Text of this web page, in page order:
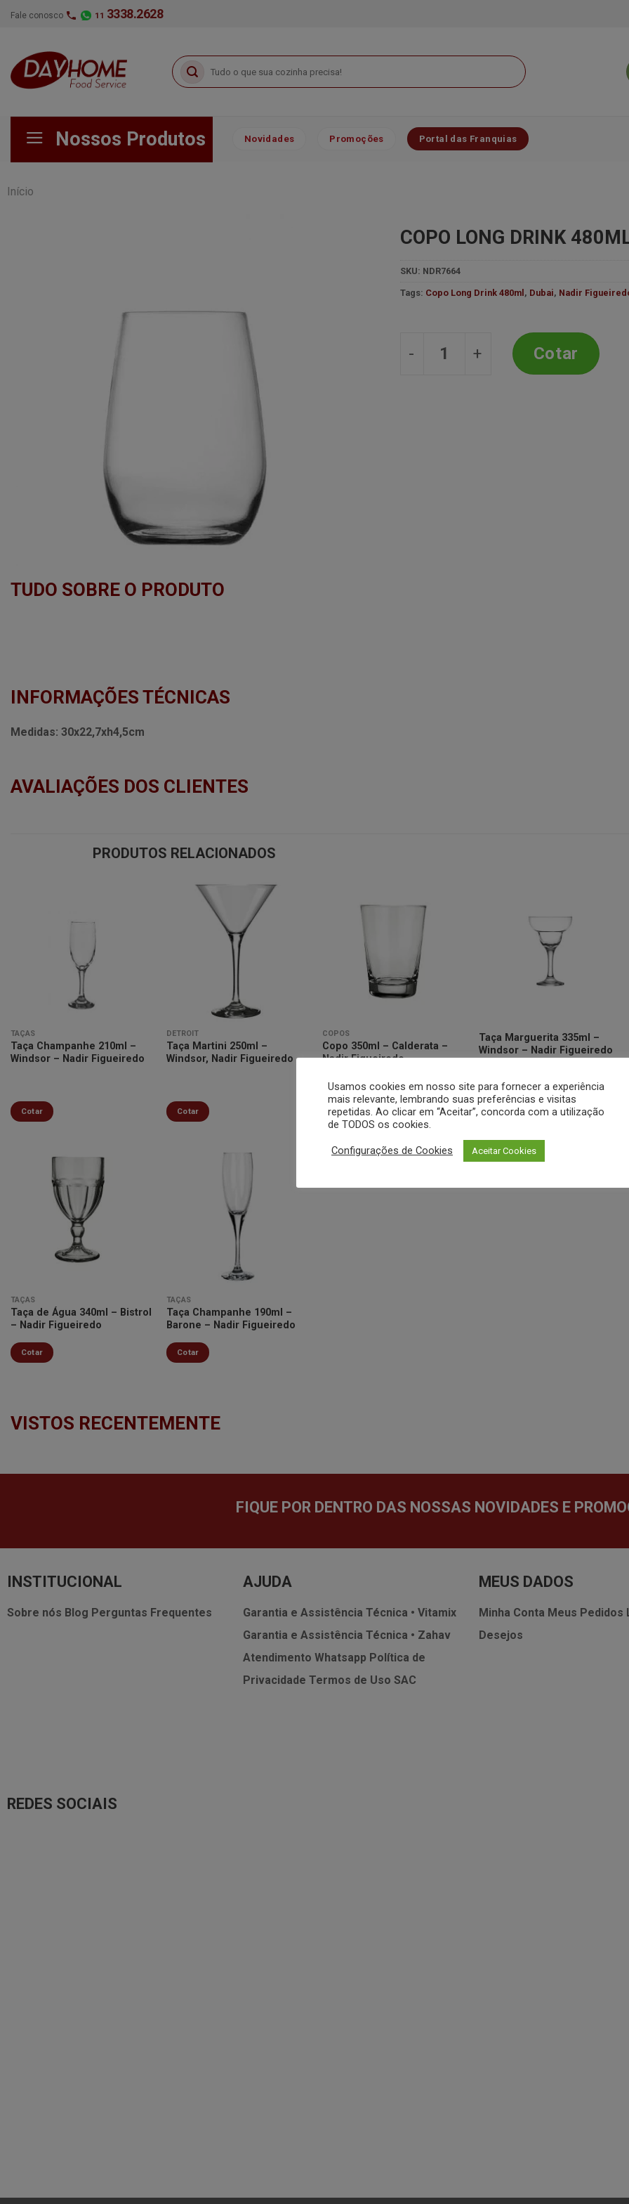
Skip
Fale conosco 11 3338.2628
Pesquisar
por:
Nossos Produtos Novidades Promoções Portal das Franquias
Início
COPO LONG DRINK
SKU: NDR7664
Tags: Copo Long Drink 480ml , Dubai, Nadir
Copo Long Drink 480ml - Dubai -
Cotar
TUDO SOBRE O PRODUTO
INFORMAÇÕES TÉCNICAS
Medidas: 30x22,7xh4,5cm
AVALIAÇÕES DOS CLIENTES
PRODUTOS RELACIONADOS
TAÇAS
Taça Champanhe 210ml –
Windsor – Nadir Figueiredo
Cotar
DETROIT
Taça Martini 250ml –
Windsor, Nadir Figueiredo
Cotar
Minha
lista de
desejos
COPOS
Copo 350ml – Calderata –
Nadir Figueiredo
Cotar
Taça Marguerita 335ml –
Windsor – Nadir Figueiredo
Cotar
TAÇAS
Taça de Água 340ml – Bistrol
– Nadir Figueiredo
Cotar
TAÇAS
Taça Champanhe 190ml –
Barone – Nadir Figueiredo
Cotar
VISTOS RECENTEMENTE
FIQUE POR DENTRO DAS NOSSAS NOVIDADES E
INSTITUCIONAL
Sobre nós Blog Perguntas Frequentes
AJUDA
Garantia e Assistência Técnica • Vitamix
Garantia e Assistência Técnica • Zahav
Atendimento Whatsapp Política de
Privacidade Termos de Uso SAC
MEUS DADOS
Minha Conta Meus Pedidos
Desejos
REDES SOCIAIS
Usamos cookies em nosso site para fornecer a experiência
mais relevante, lembrando suas preferências e visitas
repetidas. Ao clicar em “Aceitar”, concorda com a utilização
de TODOS os cookies.
Configurações de Cookies Aceitar Cookies